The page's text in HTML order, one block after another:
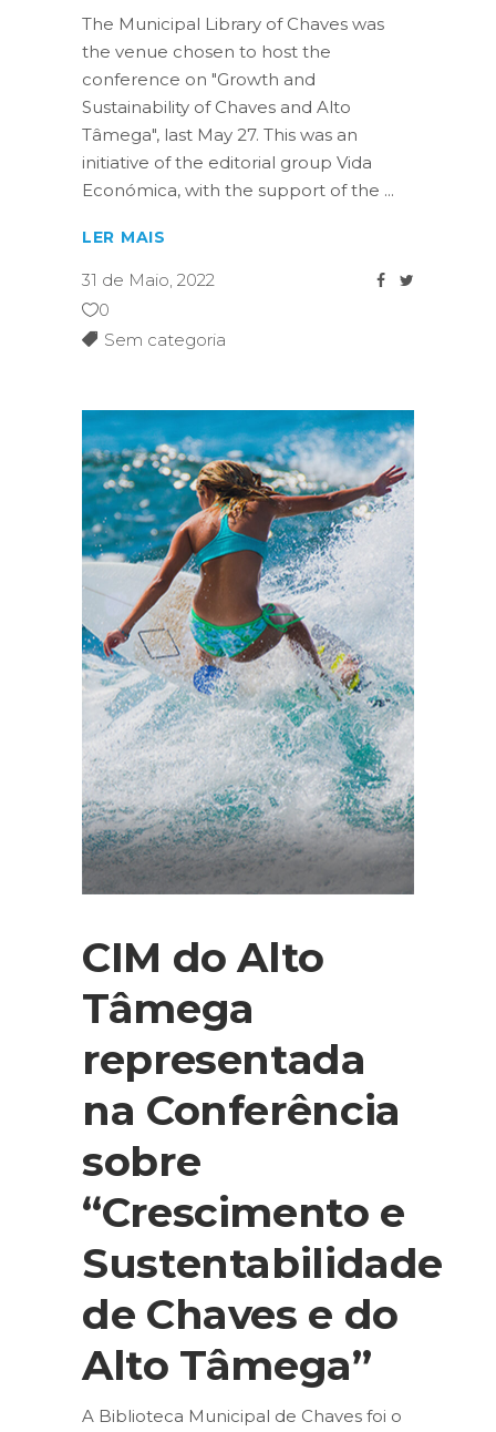
The Municipal Library of Chaves was
the venue chosen to host the
conference on "Growth and
Sustainability of Chaves and Alto
Tâmega", last May 27. This was an
initiative of the editorial group Vida
Económica, with the support of the
LER MAIS
31 de Maio, 2022
0
Sem categoria
CIM do Alto
Tâmega
representada
na Conferência
sobre
“Crescimento e
Sustentabilidade
de Chaves e do
Alto Tâmega”
A Biblioteca Municipal de Chaves foi o